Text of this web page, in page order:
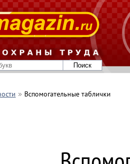
Вспомогательные таблички